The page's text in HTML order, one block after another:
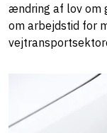
ændring af lov om
om arbejdstid for